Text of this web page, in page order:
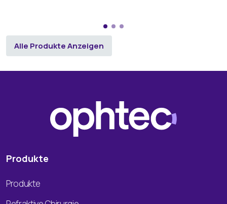
Alle Produkte Anzeigen
Produkte
Produkte